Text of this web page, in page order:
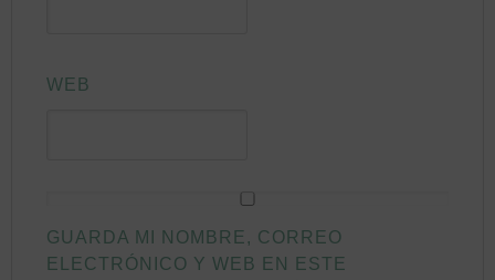
WEB
GUARDA MI NOMBRE, CORREO
ELECTRÓNICO Y WEB EN ESTE